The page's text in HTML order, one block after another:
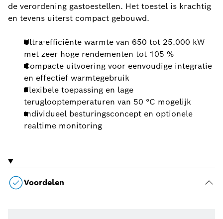
de verordening gastoestellen. Het toestel is krachtig
en tevens uiterst compact gebouwd.
Ultra-efficiënte warmte van 650 tot 25.000 kW
met zeer hoge rendementen tot 105 %
Compacte uitvoering voor eenvoudige integratie
en effectief warmtegebruik
Flexibele toepassing en lage
teruglooptemperaturen van 50 °C mogelijk
Individueel besturingsconcept en optionele
realtime monitoring
Voordelen